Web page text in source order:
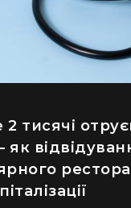
хати за
показала
будинку
тисячі
як